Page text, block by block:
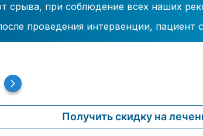
срыва, при соблюдение всех наших
проведения интервенции, пациент
Получить скидку на